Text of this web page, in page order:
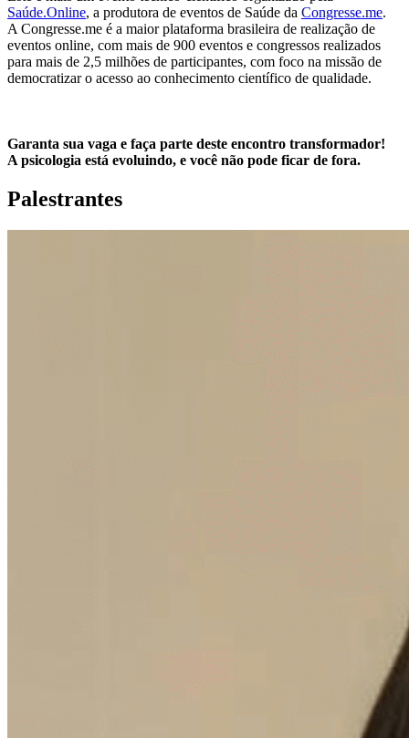
Saúde.Online, a produtora de eventos de Saúde da Congresse.me.
A Congresse.me é a maior plataforma brasileira de realização de
eventos online, com mais de 900 eventos e congressos realizados
para mais de 2,5 milhões de participantes, com foco na missão de
democratizar o acesso ao conhecimento científico de qualidade.
Garanta sua vaga e faça parte deste encontro transformador!
A psicologia está evoluindo, e você não pode ficar de fora.
Palestrantes